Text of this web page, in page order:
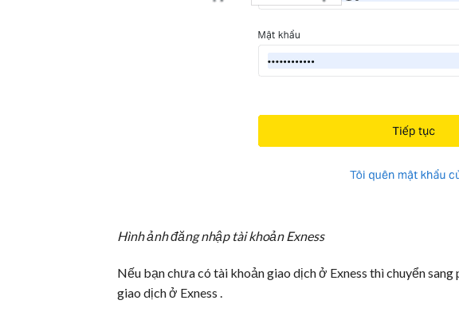
Hình ảnh đăng nhập tài khoản Exness
Nếu bạn chưa có tài khoản giao dịch ở Exness thì chuyển
giao dịch ở Exness .